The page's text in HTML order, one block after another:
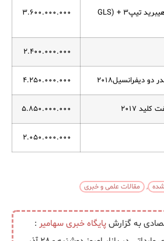
هیوندای سوناتا ۲۰۱۸ هیبرید تیپ۳ + (GLS
۳.۶۰۰.۰۰۰.۰۰۰
۲.۴۰۰.۰۰۰.۰۰۰
۴.۲۵۰.۰۰۰.۰۰۰
۵.۸۵۰.۰۰۰.۰۰۰
۲.۰۵۰.۰۰۰.۰۰۰
, مقالات علمی و خبری
به گزارشپایگاه خبریسهامیر :